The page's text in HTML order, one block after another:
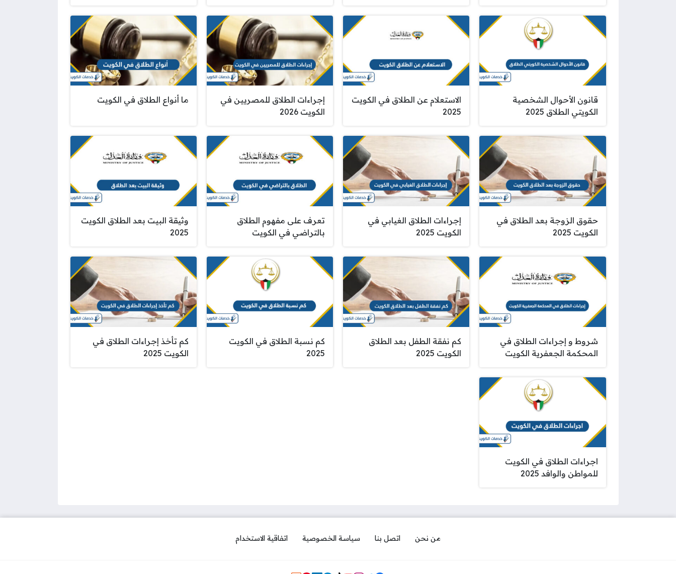
قانون الأحوال الشخصية
الكويتي الطلاق 2025
الاستعلام عن الطلاق في الكويت
2025
إجراءات الطلاق للمصريين في
الكويت 2026
ما أنواع الطلاق في الكويت
حقوق الزوجة بعد الطلاق في
الكويت 2025
إجراءات الطلاق الغيابي في
الكويت 2025
تعرف على مفهوم الطلاق
بالتراضي في الكويت
وثيقة البيت بعد الطلاق الكويت
2025
شروط و إجراءات الطلاق في
المحكمة الجعفرية الكويت
كم نفقة الطفل بعد الطلاق
الكويت 2025
كم نسبة الطلاق في الكويت
2025
كم تأخذ إجراءات الطلاق في
الكويت 2025
اجراءات الطلاق في الكويت
للمواطن والوافد 2025
من نحن اتصل بنا سياسة الخصوصية اتفاقية الاستخدام